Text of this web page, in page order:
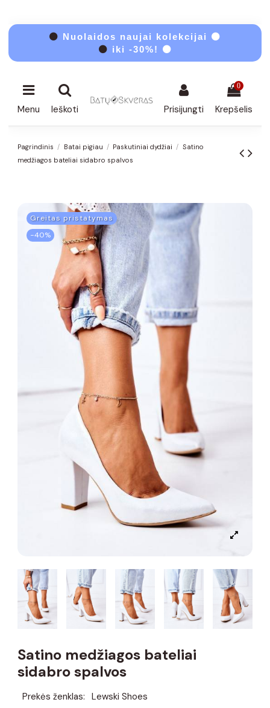
⚫ Nuolaidos naujai kolekcijai ⚫
⚫ iki -30%! ⚫
Menu Ieškoti Prisijungti
0
Krepšelis
Pagrindinis Batai pigiau Paskutiniai dydžiai
Satino
medžiagos bateliai sidabro spalvos
Greitas pristatymas
−40%
Satino medžiagos bateliai
sidabro spalvos
Prekės ženklas: Lewski Shoes